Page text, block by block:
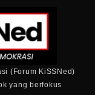
(Forum KiSSNed)
yang berfokus